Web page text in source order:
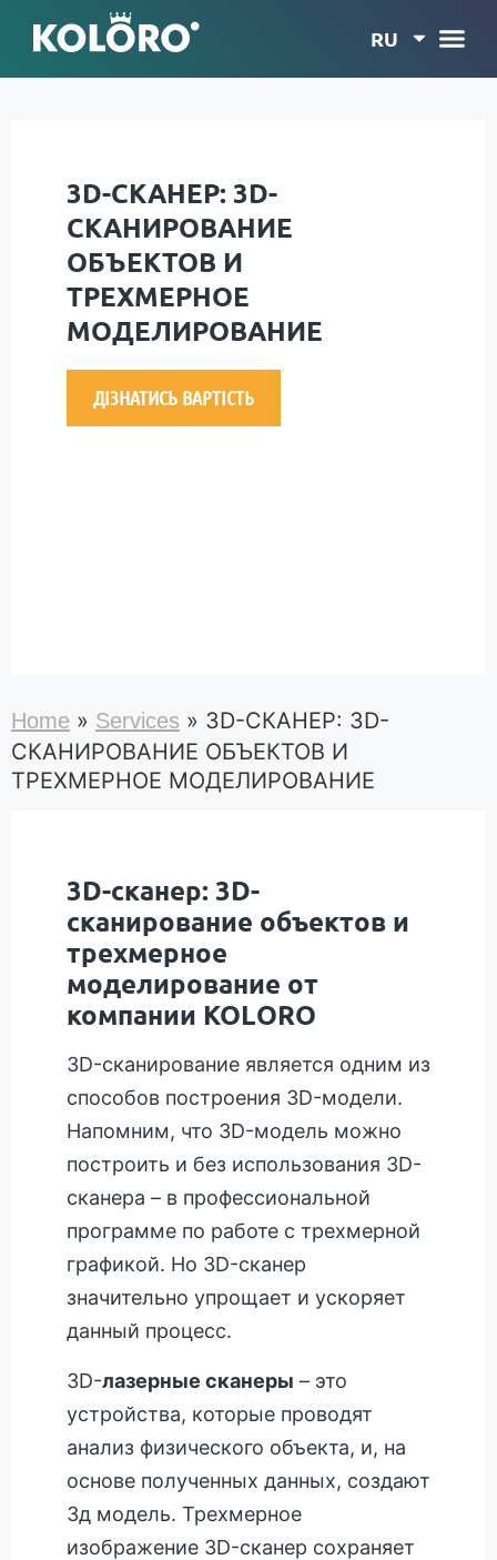
RU
3D-СКАНЕР: 3D-
СКАНИРОВАНИЕ
ОБЪЕКТОВ И
ТРЕХМЕРНОЕ
МОДЕЛИРОВАНИЕ
ДІЗНАТИСЬ ВАРТІСТЬ
Home » Services » 3D-СКАНЕР: 3D-
СКАНИРОВАНИЕ ОБЪЕКТОВ И
ТРЕХМЕРНОЕ МОДЕЛИРОВАНИЕ
3D-сканер: 3D-
сканирование объектов и
трехмерное
моделирование от
компании KOLORO
3D-сканирование является одним из
способов построения 3D-модели.
Напомним, что 3D-модель можно
построить и без использования 3D-
сканера – в профессиональной
программе по работе с трехмерной
графикой. Но 3D-сканер
значительно упрощает и ускоряет
данный процесс.
3D-лазерные сканеры – это
устройства, которые проводят
анализ физического объекта, и, на
основе полученных данных, создают
3д модель. Трехмерное
изображение 3D-сканер сохраняет